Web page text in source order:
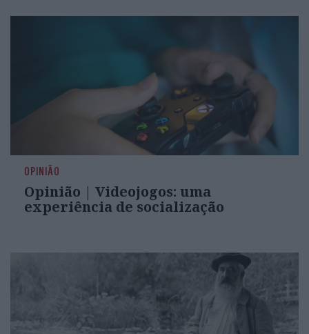
OPINIÃO
Opinião | Videojogos: uma
experiência de socialização